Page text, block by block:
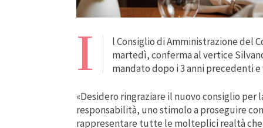
I
l Consiglio di Amministrazione del
martedì, conferma al vertice
mandato dopo i 3 anni precedenti
«Desidero ringraziare il nuovo consiglio
responsabilità, uno stimolo a proseguire
rappresentare tutte le molteplici realtà